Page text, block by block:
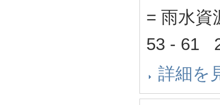
= 雨水
53 - 61
詳細を